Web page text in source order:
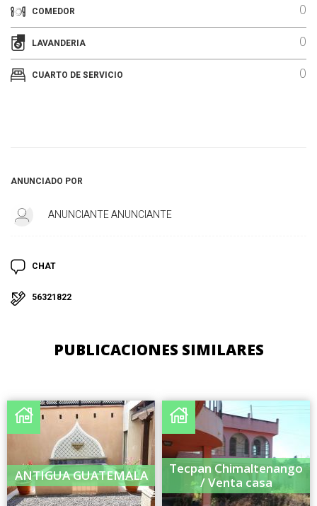
COMEDOR 0
LAVANDERIA 0
CUARTO DE SERVICIO 0
ANUNCIADO POR
ANUNCIANTE ANUNCIANTE
CHAT
56321822
PUBLICACIONES SIMILARES
ANTIGUA GUATEMALA
Tecpan Chimaltenango
/ Venta casa